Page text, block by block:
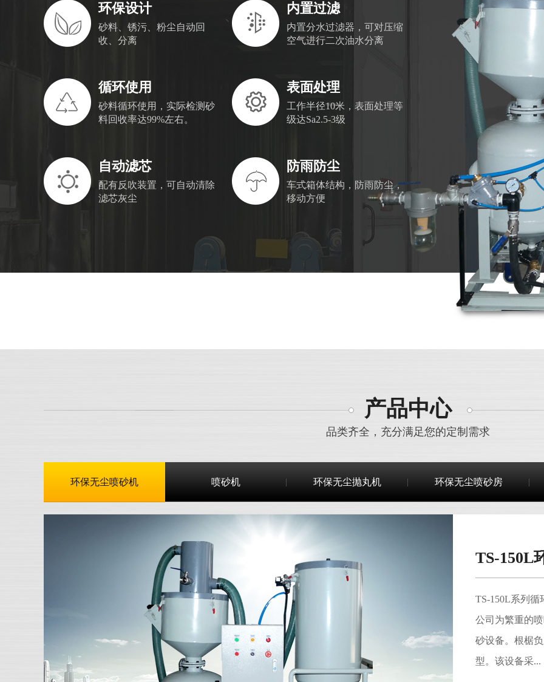
环保设计
砂料、锈污、粉尘自动回
收、分离
内置过滤
内置分水过滤器，可对压缩
空气进行二次油水分离
循环使用
砂料循环使用，实际检测砂
料回收率达99%左右。
表面处理
工作半径10米，表面处理等
级达Sa2.5-3级
自动滤芯
配有反吹装置，可自动清除
滤芯灰尘
防雨防尘
车式箱体结构，防雨防尘，
移动方便
产品中心
品类齐全，充分满足您的定制需求
环保无尘喷砂机 喷砂机 环保无尘抛丸机 环保无尘喷砂房
TS-150L
TS-150L系列
公司为繁重的
砂设备。根椐
型。该设备采...